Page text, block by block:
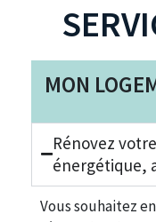
MON
Rénovez
énergétique,
Vous souhaitez